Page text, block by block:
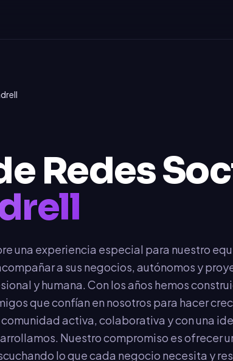
Redes
una experiencia especial para nuestro
a sus negocios, autónomos y
y humana. Con los años hemos
que confían en nosotros para hacer
comunidad activa, colaborativa y con una
Nuestro compromiso es ofrecer
lo que cada negocio necesita y